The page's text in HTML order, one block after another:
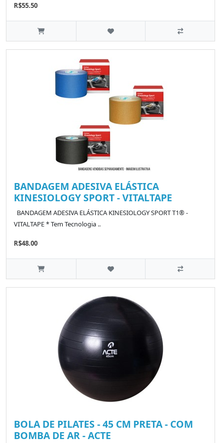
R$55.50
BANDAGEM ADESIVA ELÁSTICA
KINESIOLOGY SPORT - VITALTAPE
BANDAGEM ADESIVA ELÁSTICA KINESIOLOGY SPORT T1® -
VITALTAPE * Tem Tecnologia ..
R$48.00
BOLA DE PILATES - 45 CM PRETA - COM
BOMBA DE AR - ACTE